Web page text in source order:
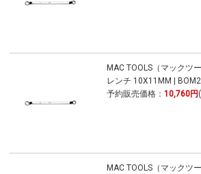
MAC TOOLS（マックツ
レンチ 10X11MM |
予約販売価格： 10,760円
MAC TOOLS（マックツ